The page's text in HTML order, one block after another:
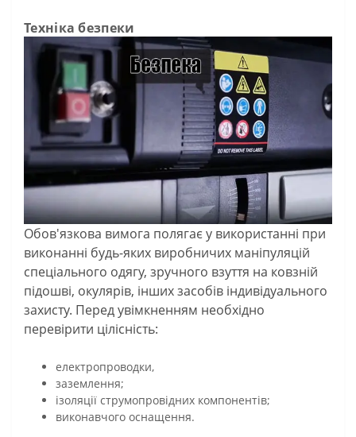
Техніка безпеки
Обов'язкова вимога полягає у використанні при
виконанні будь-яких виробничих маніпуляцій
спеціального одягу, зручного взуття на ковзній
підошві, окулярів, інших засобів індивідуального
захисту. Перед увімкненням необхідно
перевірити цілісність:
електропроводки,
заземлення;
ізоляції струмопровідних компонентів;
виконавчого оснащення.